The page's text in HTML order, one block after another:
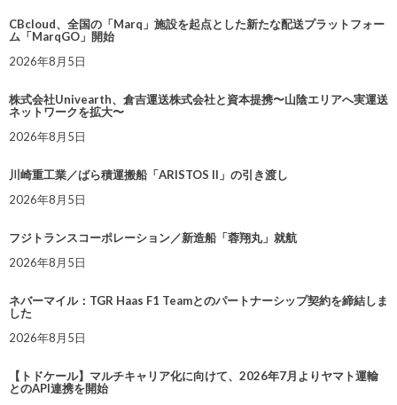
CBcloud、全国の「Marq」施設を起点とした新たな配送プラットフォー
ム「MarqGO」開始
2026年8月5日
株式会社Univearth、倉吉運送株式会社と資本提携〜山陰エリアへ実運送
ネットワークを拡大〜
2026年8月5日
川崎重工業／ばら積運搬船「ARISTOS II」の引き渡し
2026年8月5日
フジトランスコーポレーション／新造船「蓉翔丸」就航
2026年8月5日
ネバーマイル：TGR Haas F1 Teamとのパートナーシップ契約を締結しま
した
2026年8月5日
【トドケール】マルチキャリア化に向けて、2026年7月よりヤマト運輸
とのAPI連携を開始